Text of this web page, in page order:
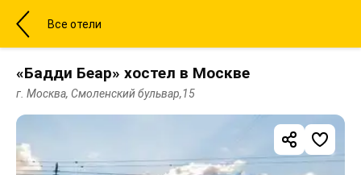
Все отели
«Бадди Беар» хостел в Москве
г. Москва, Смоленский бульвар,15